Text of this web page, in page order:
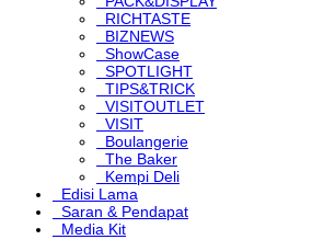
RICHTASTE
BIZNEWS
ShowCase
SPOTLIGHT
TIPS&TRICK
VISITOUTLET
VISIT
Boulangerie
The Baker
Kempi Deli
Edisi Lama
Saran & Pendapat
Media Kit